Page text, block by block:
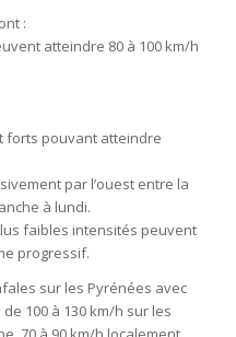
:
atteindre 80 à 100 km/h
forts pouvant atteindre
par l’ouest entre la
à lundi.
faibles intensités peuvent
progressif.
sur les Pyrénées avec
100 à 130 km/h sur les